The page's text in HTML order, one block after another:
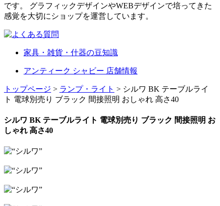
です。 グラフィックデザインやWEBデザインで培ってきた
感覚を大切にショップを運営しています。
家具・雑貨・什器の豆知識
アンティーク シャビー 店舗情報
トップページ > ランプ・ライト > シルワ BK テーブルライ
ト 電球別売り ブラック 間接照明 おしゃれ 高さ40
シルワ BK テーブルライト 電球別売り ブラック 間接照明 お
しゃれ 高さ40